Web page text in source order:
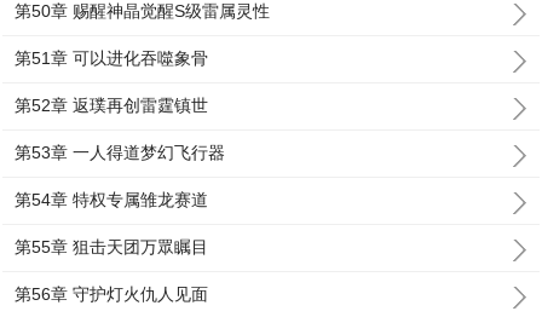
第50章 赐醒神晶觉醒S级雷属灵性
第51章 可以进化吞噬象骨
第52章 返璞再创雷霆镇世
第53章 一人得道梦幻飞行器
第54章 特权专属雏龙赛道
第55章 狙击天团万眾瞩目
第56章 守护灯火仇人见面